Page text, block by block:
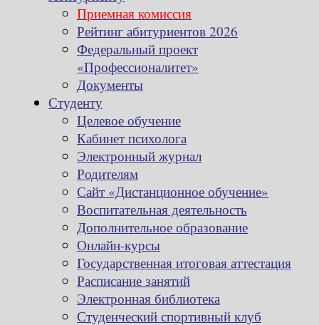
Приемная комиссия
Рейтинг абитуриентов 2026
Федеральный проект
«Профессионалитет»
Документы
Студенту
Целевое обучение
Кабинет психолога
Электронный журнал
Родителям
Сайт «Дистанционное обучение»
Воспитательная деятельность
Дополнительное образование
Онлайн-курсы
Государственная итоговая аттестация
Расписание занятий
Электронная библиотека
Студенческий спортивный клуб